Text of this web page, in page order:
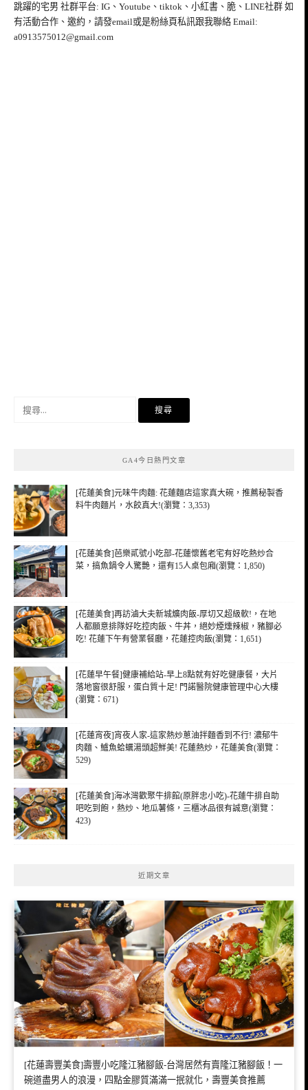
跳躍的宅男 社群平台: IG、Youtube、tiktok、小紅書、脆、LINE社群 如
有活動合作、邀約，請發email或是粉絲頁私訊跟我聯絡 Email:
a0913575012@gmail.com
GA4今日熱門文章
[花蓮美食]元味牛肉麵: 花蓮麵店這家真大碗，推薦秘製香
料牛肉麵片，水餃真大!(瀏覽：3,353)
[花蓮美食]芭樂貳號小吃部-花蓮懷舊老宅有好吃熱炒合
菜，搞魚鍋令人驚艷，還有15人桌包廂(瀏覽：1,850)
[花蓮美食]再訪滷大夫新城爌肉飯-厚切又超級軟!，在地
人都願意排隊好吃控肉飯、牛丼，絕妙煙燻辣椒，豬腳必
吃! 花蓮下午有營業餐廳，花蓮控肉飯(瀏覽：1,651)
[花蓮早午餐]健康補給站-早上8點就有好吃健康餐，大片
落地窗很舒服，蛋白質十足! 門諾醫院健康管理中心大樓
(瀏覽：671)
[花蓮宵夜]宵夜人家-這家熱炒蔥油拌麵香到不行! 濃郁牛
肉麵、鱸魚蛤蠣湯頭超鮮美! 花蓮熱炒，花蓮美食(瀏覽：
529)
[花蓮美食]海冰灣歡聚牛排館(原胖忠小吃)-花蓮牛排自助
吧吃到飽，熱炒、地瓜薯條，三櫃冰品很有誠意(瀏覽：
423)
近期文章
[花蓮壽豐美食]壽豐小吃隆江豬腳飯-台灣居然有賣隆江豬腳飯！一
碗道盡男人的浪漫，四點金膠質滿滿一抿就化，壽豐美食推薦